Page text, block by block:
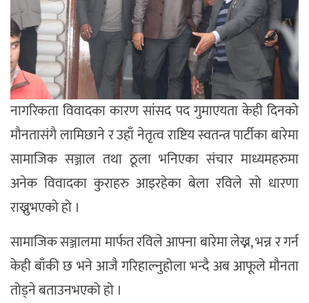
नागरिकता विवादका कारण सांसद पद गुमाएयता केही दिनको
मौनतासंगै लामिछाने र उहाँ नेतृत्व राष्टिय स्वतन्त्र पार्टीका बारेमा
सामाजिक सञ्जाल तथा ठूला भनिएका संचार माध्यमहरुमा
अनेक विवादका कुराहरु आइरहेका बेला रविले सो धारणा
राख्नुभएको हो ।
सामाजिक सञ्जालमा मार्फत रविले आफ्ना बारेमा लेख्न, भन्न र गर्न
केही बाँकी छ भने आजै गरिहाल्नुहोला भन्दै अब आफूले मौनता
तोड्ने बताउनभएको हो ।